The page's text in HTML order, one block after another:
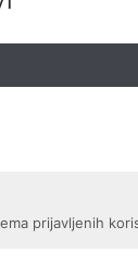
prijavljenih